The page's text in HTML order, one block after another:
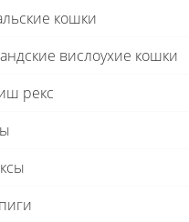
кошки
вислоухие кошки
рекс